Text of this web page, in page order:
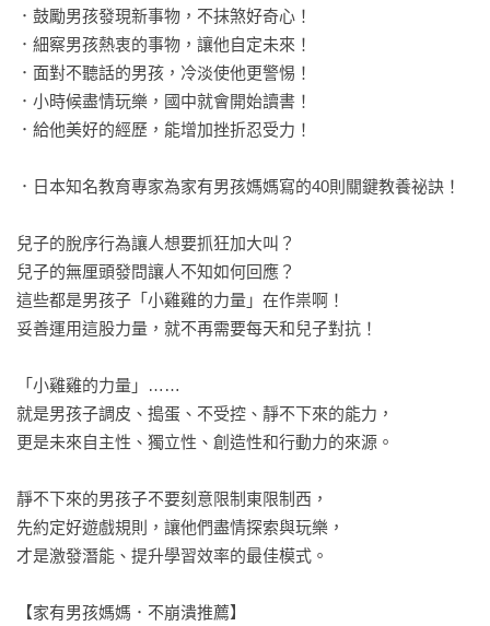
．鼓勵男孩發現新事物，不抹煞好奇心！
．細察男孩熱衷的事物，讓他自定未來！
．面對不聽話的男孩，冷淡使他更警惕！
．小時候盡情玩樂，國中就會開始讀書！
．給他美好的經歷，能增加挫折忍受力！
．日本知名教育專家為家有男孩媽媽寫的40則關鍵教養祕訣！
兒子的脫序行為讓人想要抓狂加大叫？
兒子的無厘頭發問讓人不知如何回應？
這些都是男孩子「小雞雞的力量」在作祟啊！
妥善運用這股力量，就不再需要每天和兒子對抗！
「小雞雞的力量」……
就是男孩子調皮、搗蛋、不受控、靜不下來的能力，
更是未來自主性、獨立性、創造性和行動力的來源。
靜不下來的男孩子不要刻意限制東限制西，
先約定好遊戲規則，讓他們盡情探索與玩樂，
才是激發潛能、提升學習效率的最佳模式。
【家有男孩媽媽．不崩潰推薦】